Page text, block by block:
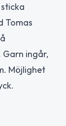
Tomas
Garn ingår,
Möjlighet